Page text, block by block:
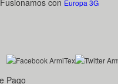
Fusionamos con Europa 3G